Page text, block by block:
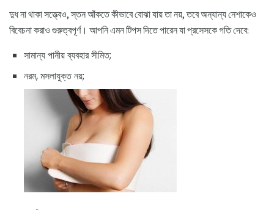
দুধ না থাকা সত্ত্বেও, স্তন আঁকতে কীভাবে বোঝা যায় তা নয়, তবে অন্যান্য নেশাকেও
বিবেচনা করাও গুরুত্বপূর্ণ। আপনি এমন টিপস দিতে পারেন যা প্রসেসকে গতি দেবে:
সামান্য পানীয় ব্যবহার সীমিত;
নরম, মসলাযুক্ত নয়;